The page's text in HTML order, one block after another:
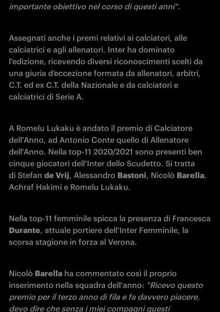
importante obiettivo nel corso di questi anni".
Assegnati anche i premi relativi ai calciatori, alle
calciatrici e agli allenatori. Inter ha dominato
l'edizione, ricevendo diversi riconoscimenti scelti da
una giuria d’eccezione formata da allenatori, arbitri,
C.T. ed ex C.T. della Nazionale e da calciatori e
calciatrici di Serie A.
A Romelu Lukaku è andato il premio di Calciatore
dell'Anno, ad Antonio Conte quello di Allenatore
dell'Anno. Nella top-11 2020/2021 sono presenti ben
cinque giocatori dell'Inter dello Scudetto. Si tratta
di Stefan de Vrij, Alessandro Bastoni, Nicolò Barella,
Achraf Hakimi e Romelu Lukaku.
Durante, attuale portiere dell'Inter Femminile, la
scorsa stagione in forza al Verona.
Nicolò Barella ha commentato così il proprio
inserimento nella squadra dell'anno: "Ricevo questo
premio per il terzo anno di fila e fa davvero piacere,
devo dire che senza i miei compagni questi